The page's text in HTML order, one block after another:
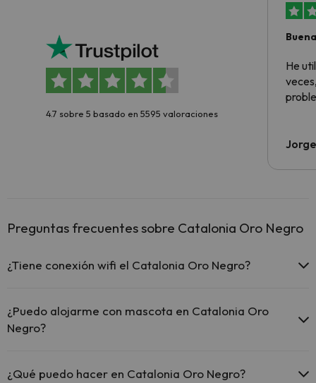
4.7 sobre 5 basado en 5595 valoraciones
He
Preguntas frecuentes sobre Catalonia Oro Negro
¿Tiene conexión wifi el Catalonia Oro Negro?
hotel.
El Catalonia Oro Negro ofrece Wi-Fi gratuito en zonas
¿Puedo alojarme con mascota en Catalonia Oro
Negro?
pago directo en hotel). Consulta las condiciones.
¿Qué puedo hacer en Catalonia Oro Negro?